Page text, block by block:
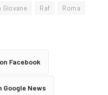
Giovane Raf
Roma
Facebook
Google News